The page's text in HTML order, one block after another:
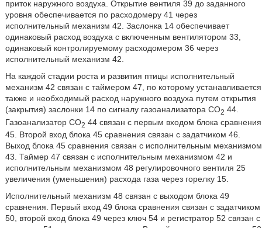
приток наружного воздуха. Открытие вентиля 39 до заданного
уровня обеспечивается по расходомеру 41 через
исполнительный механизм 42. Заслонка 14 обеспечивает
одинаковый расход воздуха с включенным вентилятором 33,
одинаковый контролируемому расходомером 36 через
исполнительный механизм 42.
На каждой стадии роста и развития птицы исполнительный
механизм 42 связан с таймером 47, по которому устанавливается
также и необходимый расход наружного воздуха путем открытия
(закрытия) заслонки 14 по сигналу газоанализатора СО2 44.
Газоанализатор СО2 44 связан с первым входом блока сравнения
45. Второй вход блока 45 сравнения связан с задатчиком 46.
Выход блока 45 сравнения связан с исполнительным механизмом
43. Таймер 47 связан с исполнительным механизмом 42 и
исполнительным механизмом 48 регулировочного вентиля 25
увеличения (уменьшения) расхода газа через горелку 15.
Исполнительный механизм 48 связан с выходом блока 49
сравнения. Первый вход 49 блока сравнения связан с задатчиком
50, второй вход блока 49 через ключ 54 и регистратор 52 связан с